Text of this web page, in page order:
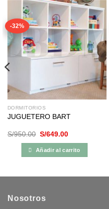
-32%
DORMITORIOS
JUGUETERO BART
S/950.00 El
original
era:
S/649.00El
actual
es:
Añadir al carrito
Nosotros